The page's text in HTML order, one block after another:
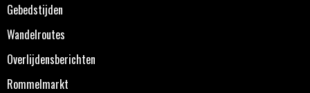
Gebedstijden
Wandelroutes
Overlijdensberichten
Rommelmarkt